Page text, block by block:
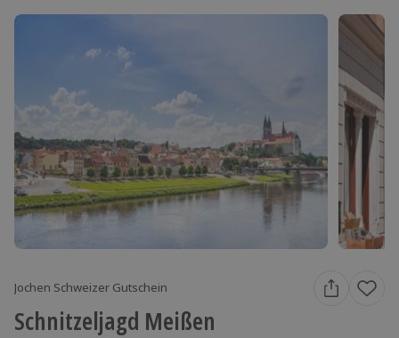
Jochen Schweizer Gutschein
Schnitzeljagd Meißen